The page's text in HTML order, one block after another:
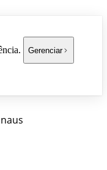
Gerenciar